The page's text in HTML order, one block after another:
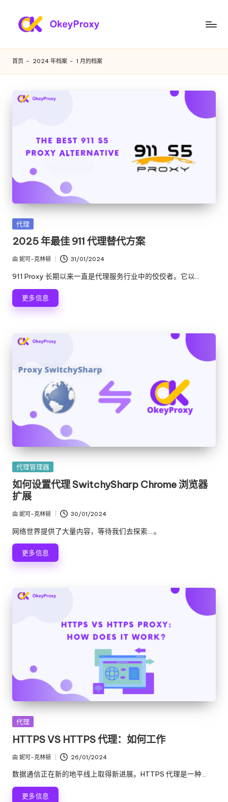
满
足
您
各
求
住
宅
代
理
服
务
器
[
费
试
-
k
e
y
P
ro
x
y
能
的
于
费
网
络
代
用、
代
设
程、
络
等。
首页 - 2024 年档案 - 1 月的档案
发
在
代理
2025 年最佳 911 代理替代方案
发
布
由 妮可-克林顿 31/01/2024
911 Proxy 长期以来一直是代理服务行业中的佼佼者。它以...
更多信息
发
布
在
代理管理器
如何设置代理 SwitchySharp Chrome 浏览器
扩展
发
布
由 妮可-克林顿 30/01/2024
网络世界提供了大量内容，等待我们去探索....。
更多信息
发
在
代理
HTTPS VS HTTPS 代理：如何工作
发
布
由 妮可-克林顿 26/01/2024
数据通信正在新的地平线上取得新进展。HTTPS 代理是一种...
更多信息